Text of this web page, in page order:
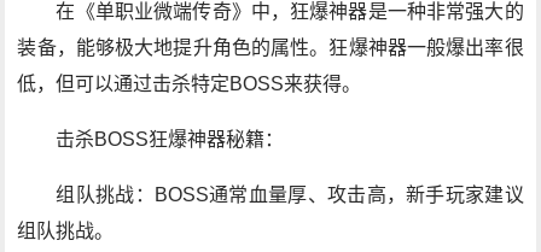
在《单职业微端传奇》中，狂爆神器是一种非常强大的
装备，能够极大地提升角色的属性。狂爆神器一般爆出率很
低，但可以通过击杀特定BOSS来获得。
击杀BOSS狂爆神器秘籍：
组队挑战：BOSS通常血量厚、攻击高，新手玩家建议
组队挑战。